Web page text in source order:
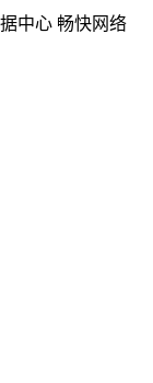
中心 畅快网络